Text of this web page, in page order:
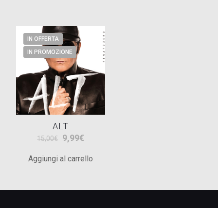
IN OFFERTA
IN PROMOZIONE
ALT
15,00€ Il
originale
9,99€
attuale
Aggiungi al carrello